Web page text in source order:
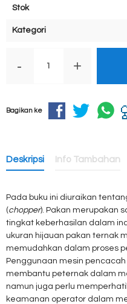
Stok
Kategori
- +
Bagikan ke
Deskripsi Info Tambahan
Pada buku ini diuraikan
(chopper). Pakan merupakan
tingkat keberhasilan dalam
ukuran hijauan pakan ternak
memudahkan dalam proses
Penggunaan mesin pencacah
membantu peternak dalam
namun juga perlu
keamanan operator dalam